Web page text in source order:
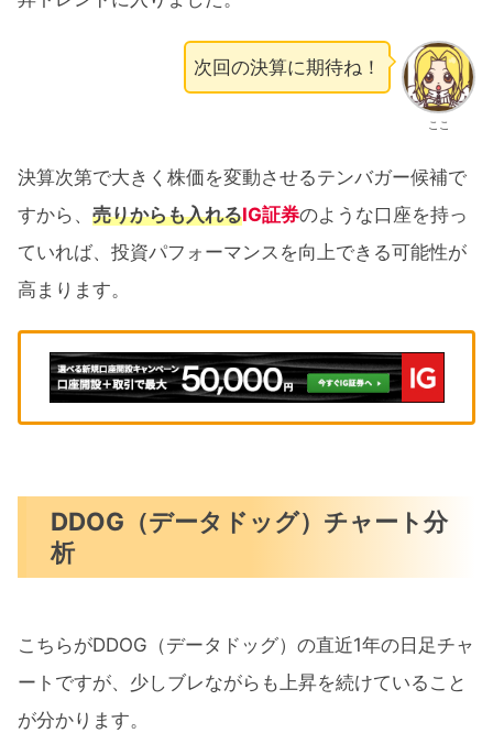
ここ
次回の決算に期待ね！
決算次第で大きく株価を変動させるテンバガー候補で
すから、 売りからも入れるIG証券のような口座を持っ
ていれば、投資パフォーマンスを向上できる可能性が
高まります。
DDOG（データドッグ）チャート分
析
こちらがDDOG（データドッグ）の直近1年の日足チャ
ートですが、少しブレながらも上昇を続けていること
が分かります。